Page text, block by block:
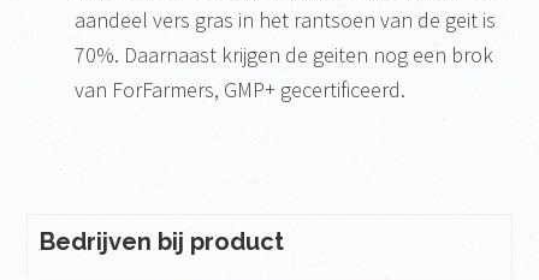
aandeel vers gras in het rantsoen van de geit is
70%. Daarnaast krijgen de geiten nog een brok
van ForFarmers, GMP+ gecertificeerd.
Bedrijven bij product